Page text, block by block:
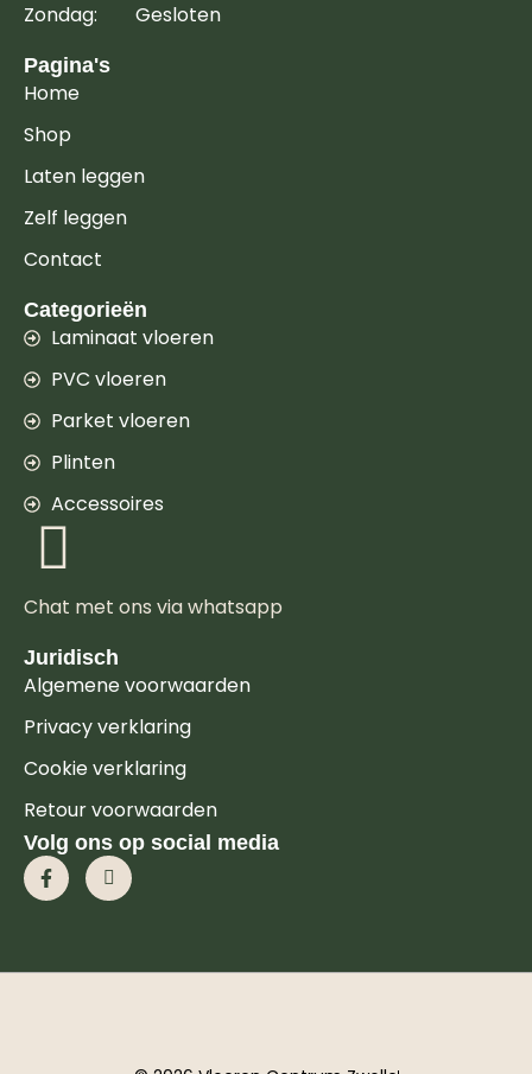
Zondag: Gesloten
Pagina's
Home
Shop
Laten leggen
Zelf leggen
Contact
Categorieën
Laminaat vloeren
PVC vloeren
Parket vloeren
Plinten
Accessoires
Chat met ons via whatsapp
Juridisch
Algemene voorwaarden
Privacy verklaring
Cookie verklaring
Retour voorwaarden
Volg ons op social media